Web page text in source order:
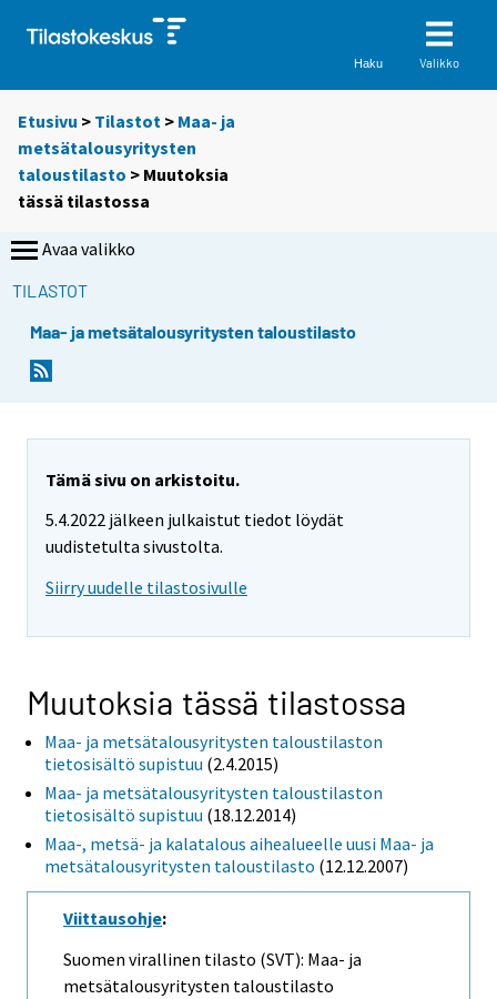
Haku Valikko
Etusivu > Tilastot > Maa- ja
metsätalousyritysten
taloustilasto > Muutoksia
tässä tilastossa
Avaa valikko
TILASTOT
Maa- ja metsätalousyritysten taloustilasto
Tämä sivu on arkistoitu.
5.4.2022 jälkeen julkaistut tiedot löydät
uudistetulta sivustolta.
Siirry uudelle tilastosivulle
Muutoksia tässä tilastossa
Maa- ja metsätalousyritysten taloustilaston
tietosisältö supistuu (2.4.2015)
Maa- ja metsätalousyritysten taloustilaston
tietosisältö supistuu (18.12.2014)
Maa-, metsä- ja kalatalous aihealueelle uusi Maa- ja
metsätalousyritysten taloustilasto (12.12.2007)
Viittausohje:
Suomen virallinen tilasto (SVT): Maa- ja
metsätalousyritysten taloustilasto